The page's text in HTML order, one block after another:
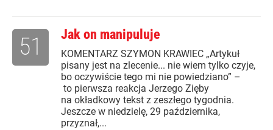
Jak on manipuluje
KOMENTARZ SZYMON KRAWIEC „Artykuł
pisany jest na zlecenie... nie wiem tylko czyje,
bo oczywiście tego mi nie powiedziano” –
to pierwsza reakcja Jerzego Zięby
na okładkowy tekst z zeszłego tygodnia.
Jeszcze w niedzielę, 29 października,
przyznał,...
51